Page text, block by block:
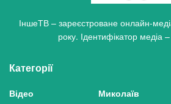
ІншеТВ – зареєстроване онлайн-
року. Ідентифікатор медіа
Категорії
Відео
Миколаїв